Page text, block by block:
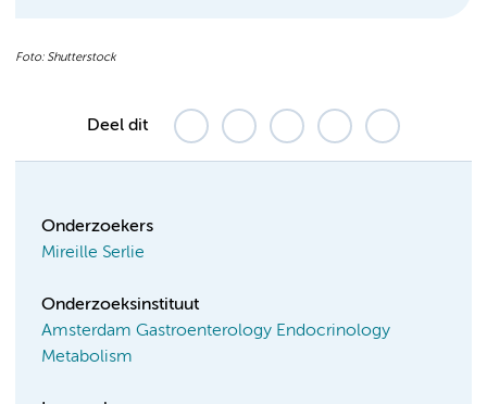
Foto: Shutterstock
Deel dit
Onderzoekers
Mireille Serlie
Onderzoeksinstituut
Amsterdam Gastroenterology Endocrinology
Metabolism